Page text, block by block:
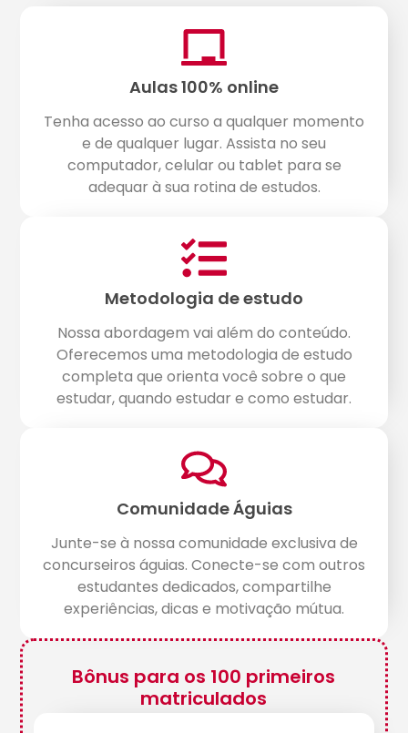
Aulas 100% online
Tenha acesso ao curso a qualquer momento
e de qualquer lugar. Assista no seu
computador, celular ou tablet para se
adequar à sua rotina de estudos.
Metodologia de estudo
Nossa abordagem vai além do conteúdo.
Oferecemos uma metodologia de estudo
completa que orienta você sobre o que
estudar, quando estudar e como estudar.
Comunidade Águias
Junte-se à nossa comunidade exclusiva de
concurseiros águias. Conecte-se com outros
estudantes dedicados, compartilhe
experiências, dicas e motivação mútua.
Bônus para os 100 primeiros
matriculados